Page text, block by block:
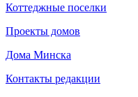
Коттеджные поселки
Проекты домов
Дома Минска
Контакты редакции